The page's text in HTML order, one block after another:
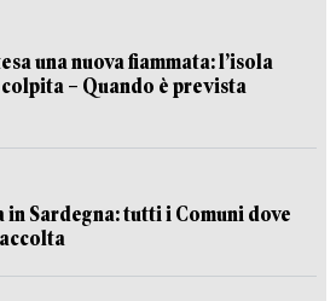
una nuova fiammata: l’isola
– Quando è prevista
in Sardegna: tutti i Comuni dove